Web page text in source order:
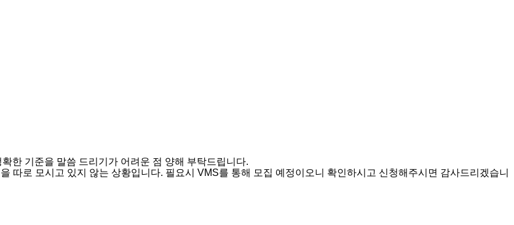
한 기준을 말씀 드리기가 어려운 점 양해 부탁드립니다.
따로 모시고 있지 않는 상황입니다. 필요시 VMS를 통해 모집 예정이오니 확인하시고 신청해주시면 감사드리겠습니